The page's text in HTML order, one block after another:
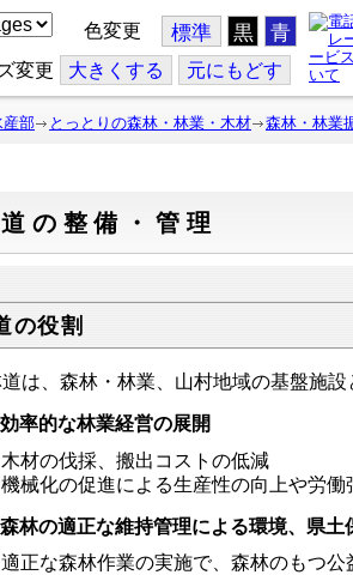
色変更 標準 黒 青
変更 大きくする 元にもどす
産部 とっとりの森林・林業・木材 森林・林業
の整備・管理
の役割
、森林・林業、山村地域の基盤施設
率的な林業経営の展開
木材の伐採、搬出コストの低減
機械化の促進による生産性の向上や労働
林の適正な維持管理による環境、県土
適正な森林作業の実施で、森林のもつ